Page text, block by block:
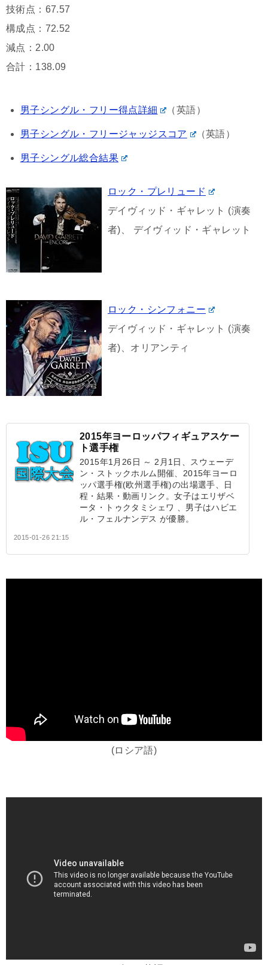
技術点：67.57
構成点：72.52
減点：2.00
合計：138.09
男子シングル・フリー得点詳細 （英語）
男子シングル・フリージャッジスコア （英語）
男子シングル総合結果
ロック・プレリュード
デイヴィッド・ギャレット (演奏
者)、 デイヴィッド・ギャレット
ロック・シンフォニー
デイヴィッド・ギャレット (演奏
者)、オリアンティ
2015年ヨーロッパフィギュアスケー
ト選手権
2015年1月26日 ～ 2月1日、スウェーデ
ン・ストックホルム開催、2015年ヨーロ
ッパ選手権(欧州選手権)の出場選手、日
程・結果・動画リンク。女子はエリザベ
ータ・トゥクタミシェワ 、男子はハビエ
ル・フェルナンデス が優勝。
2015-01-26 21:15
(ロシア語)